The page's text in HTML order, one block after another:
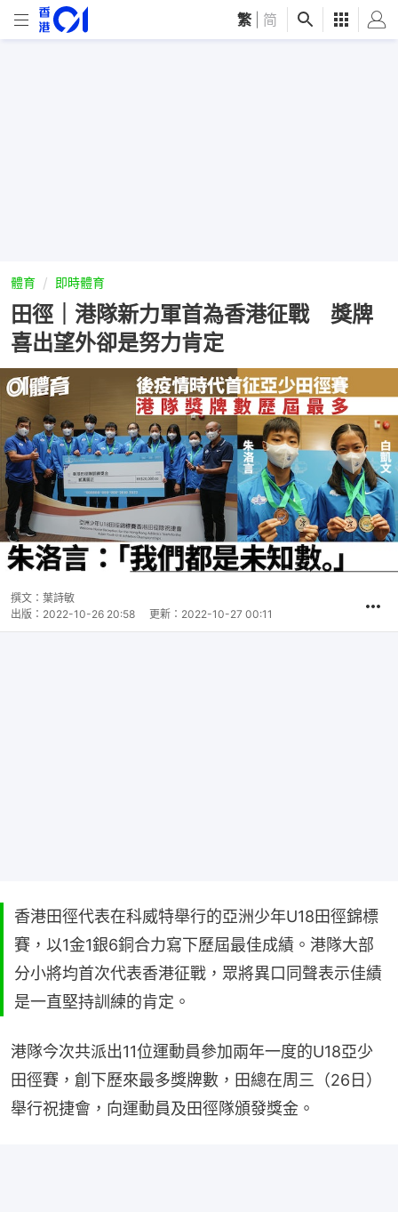
繁 简
體育 即時體育
田徑｜港隊新力軍首為香港征戰 獎牌
喜出望外卻是努力肯定
撰文： 葉詩敏
出版： 2022-10-26 20:58 更新： 2022-10-27 00:11
香港田徑代表在科威特舉行的亞洲少年U18田徑錦標
賽，以1金1銀6銅合力寫下歷屆最佳成績。港隊大部
分小將均首次代表香港征戰，眾將異口同聲表示佳績
是一直堅持訓練的肯定。
港隊今次共派出11位運動員參加兩年一度的U18亞少
田徑賽，創下歷來最多獎牌數，田總在周三（26日）
舉行祝捷會，向運動員及田徑隊頒發獎金。